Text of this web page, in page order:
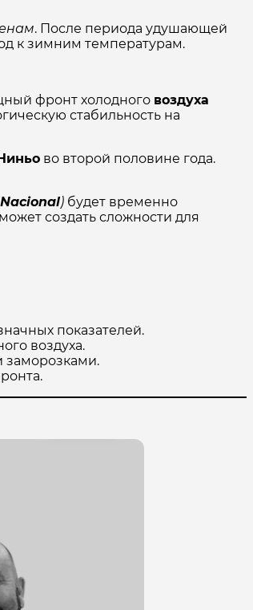
. После периода удушающей
к зимним температурам.
фронт холодного воздуха
стабильность на
во второй половине года.
) будет временно
создать сложности для
показателей.
воздуха.
заморозками.